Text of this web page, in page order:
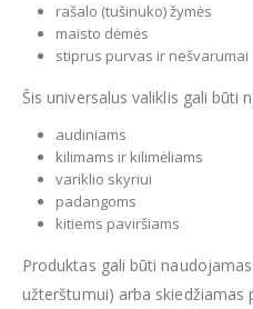
rašalo (tušinuko) žymės
maisto dėmės
stiprus purvas ir nešvarumai
Šis universalus valiklis gali būti
audiniams
kilimams ir kilimėliams
variklio skyriui
padangoms
kitiems paviršiams
Produktas gali būti
užterštumui) arba skiedžiamas